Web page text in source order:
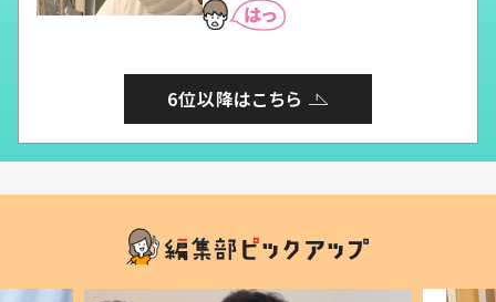
6位以降はこちら